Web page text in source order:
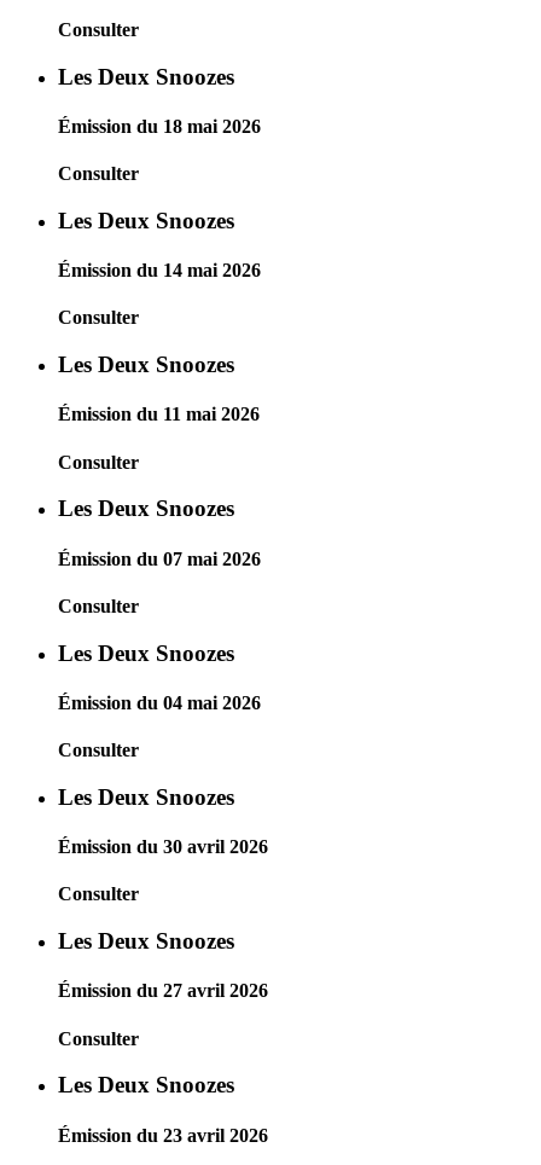
Consulter
Les Deux Snoozes
Émission du 18 mai 2026
Consulter
Les Deux Snoozes
Émission du 14 mai 2026
Consulter
Les Deux Snoozes
Émission du 11 mai 2026
Consulter
Les Deux Snoozes
Émission du 07 mai 2026
Consulter
Les Deux Snoozes
Émission du 04 mai 2026
Consulter
Les Deux Snoozes
Émission du 30 avril 2026
Consulter
Les Deux Snoozes
Émission du 27 avril 2026
Consulter
Les Deux Snoozes
Émission du 23 avril 2026